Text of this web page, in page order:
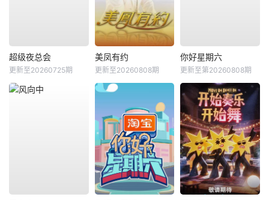
超级夜总会
更新至20260725期
美凤有约
更新至20260808期
你好星期六
更新至第20260808期